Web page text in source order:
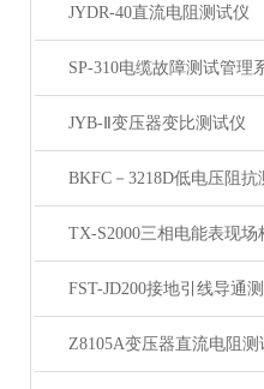
JYDR-40直流电阻测试仪
SP-310电缆故障测试管理
JYB-Ⅱ变压器变比测试仪
BKFC－3218D低电压阻抗
TX-S2000三相电能表现场
FST-JD200接地引线导通
Z8105A变压器直流电阻测